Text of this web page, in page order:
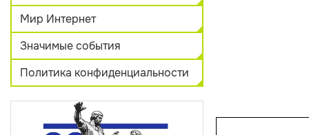
Мир Интернет
Значимые события
Политика конфиденциальности